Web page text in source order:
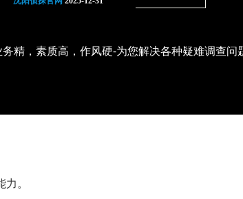
精，素质高，作风硬-为您解决各种疑难调查问
。